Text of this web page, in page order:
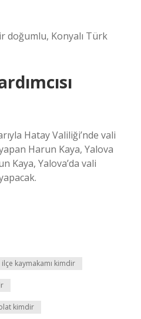
doğumlu, Konyalı Türk
Hatay Valiliği’nde vali
Harun Kaya, Yalova
Kaya, Yalova’da vali
ilçe kaymakamı kimdir
kimdir